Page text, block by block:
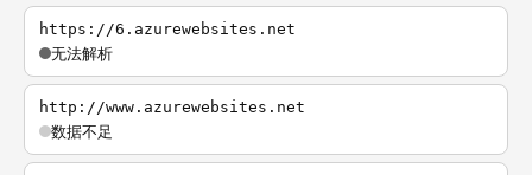
https://6.azurewebsites.net
无法解析
http://www.azurewebsites.net
数据不足